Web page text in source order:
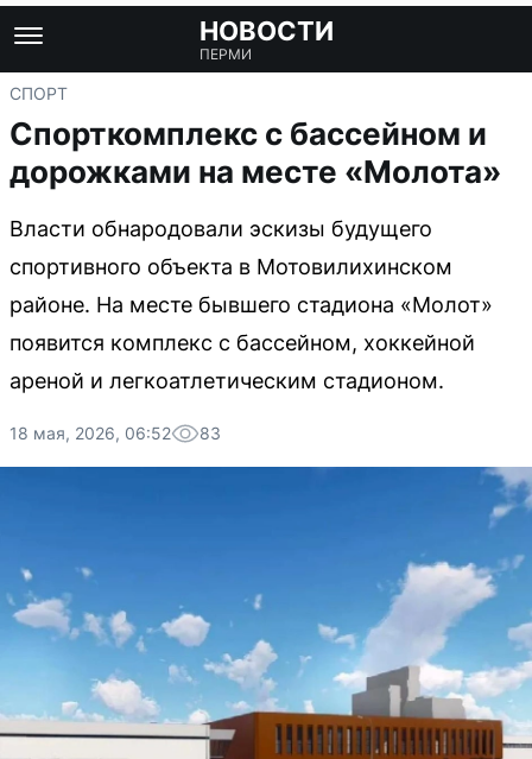
НОВОСТИ
ПЕРМИ
СПОРТ
Спорткомплекс с бассейном и
дорожками на месте «Молота»
Власти обнародовали эскизы будущего
спортивного объекта в Мотовилихинском
районе. На месте бывшего стадиона «Молот»
появится комплекс с бассейном, хоккейной
ареной и легкоатлетическим стадионом.
18 мая, 2026, 06:52 83